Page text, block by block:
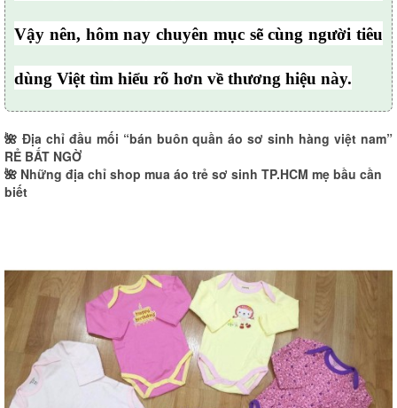
Vậy nên, hôm nay chuyên mục sẽ cùng người tiêu
dùng Việt tìm hiểu rõ hơn về thương hiệu này.
🌺 Địa chỉ đầu mối “bán buôn quần áo sơ sinh hàng việt nam”
RẺ BẤT NGỜ
🌺 Những địa chỉ shop mua áo trẻ sơ sinh TP.HCM mẹ bầu cần
biết